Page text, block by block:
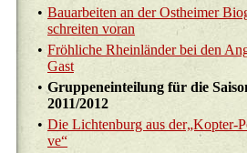
• Bau­ar­bei­ten an der Ost­hei­mer
schrei­ten voran
• Fröh­li­che Rhein­län­der bei den
Gast
• Grup­pen­ein­tei­lung für die
2011/2012
• Die Lich­ten­burg aus der„Kop­ter-
ve“